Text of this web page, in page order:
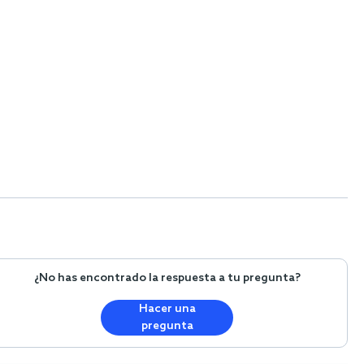
¿No has encontrado la respuesta a tu pregunta?
Hacer una
pregunta